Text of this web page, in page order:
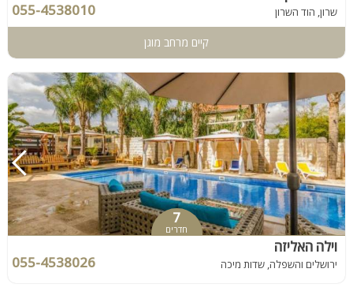
שרון, הוד השרון 055-4538010
קיים מרחב מוגן
7
חדרים
וילה האליזה
ירושלים והשפלה, שדות מיכה 055-4538026